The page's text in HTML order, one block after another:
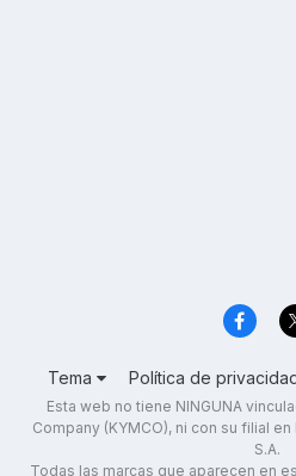
Tema Política de
Esta web no tiene NINGUNA
Company (KYMCO), ni con su filial
S.A.
Todas las marcas que aparecen en